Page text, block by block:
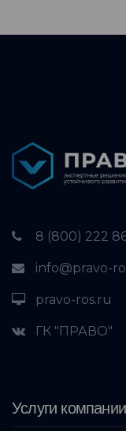
8 (800) 222 86
info@pravo-
pravo-ros.ru
ГК "ПРАВО"
Услуги компании